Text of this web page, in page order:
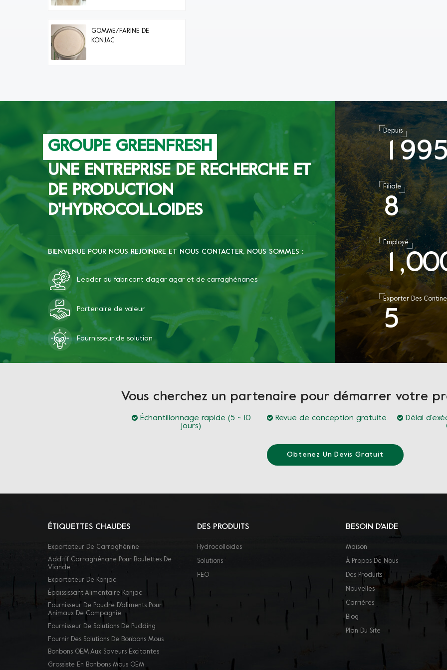
GOMME/FARINE DE
KONJAC
GROUPE GREENFRESH
UNE ENTREPRISE DE RECHERCHE ET
DE PRODUCTION
D'HYDROCOLLOIDES
BIENVENUE POUR NOUS REJOINDRE ET NOUS CONTACTER, NOUS SOMMES :
Leader du fabricant d'agar agar et de carraghénanes
Partenaire de valeur
Fournisseur de solution
Depuis
1 99
Filiale
8
Employé
1,00
Exporter Des
5
Vous cherchez un partenaire pour démarrer votre
Échantillonnage rapide (5 ~ 10
jours)
Revue de conception gratuite
Délai
Obtenez Un Devis Gratuit
ÉTIQUETTES CHAUDES
Exportateur De Carraghénine
Additif Carraghénane Pour Boulettes De
Viande
Exportateur De Konjac
Épaississant Alimentaire Konjac
Fournisseur De Poudre D'aliments Pour
Animaux De Compagnie
Fournisseur De Solutions De Pudding
Fournir Des Solutions De Bonbons Mous
Bonbons OEM Aux Saveurs Excitantes
Grossiste En Bonbons Mous OEM
DES PRODUITS
Hydrocolloïdes
Solutions
FEO
BESOIN D'AIDE
Maison
À Propos De Nous
Des Produits
Nouvelles
Carrières
Blog
Plan Du Site